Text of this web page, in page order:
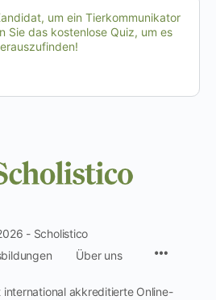
um ein Tierkommunikator
Sie das kostenlose Quiz, um es
- Scholistico
Über uns
akkreditierte Online-